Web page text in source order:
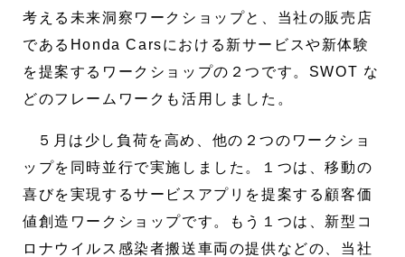
考える未来洞察ワークショップと、当社の販売店
であるHonda Carsにおける新サービスや新体験
を提案するワークショップの２つです。SWOT な
どのフレームワークも活用しました。
５月は少し負荷を高め、他の２つのワークショ
ップを同時並行で実施しました。１つは、移動の
喜びを実現するサービスアプリを提案する顧客価
値創造ワークショップです。もう１つは、新型コ
ロナウイルス感染者搬送車両の提供などの、当社